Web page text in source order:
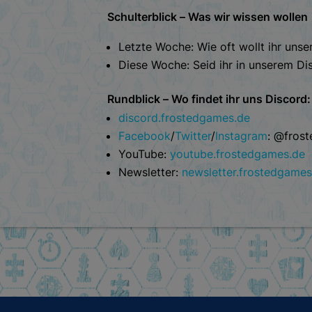
Schulterblick – Was wir wissen wollen
Letzte Woche: Wie oft wollt ihr
Diese Woche: Seid ihr in unserem
Rundblick – Wo findet ihr uns Discord:
discord.frostedgames.de
Facebook/Twitter/Instagram:
YouTube:youtube.frostedgames.de
Newsletter: